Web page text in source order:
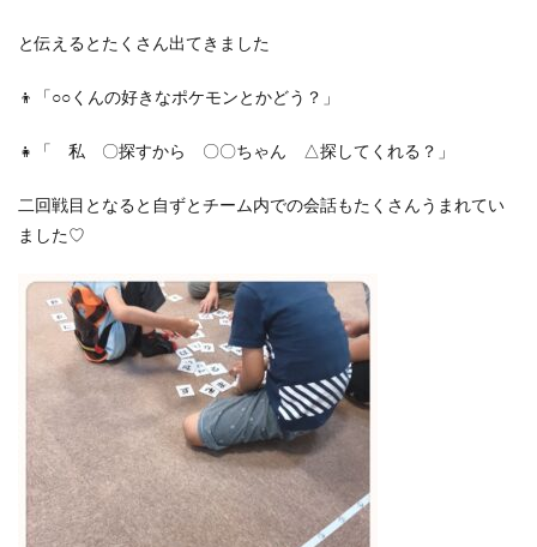
と伝えるとたくさん出てきました
👦「○○くんの好きなポケモンとかどう？」
👧「 私 〇探すから 〇〇ちゃん △探してくれる？」
二回戦目となると自ずとチーム内での会話もたくさんうまれてい
ました♡